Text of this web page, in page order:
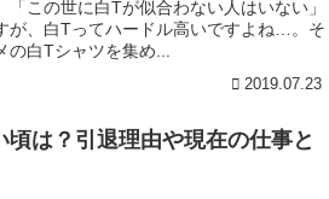
この世に白Tが似合わない人はいない」
が、白Tってハードル高いですよね…。そ
白Tシャツを集め...
2019.07.23
は？引退理由や現在の仕事と